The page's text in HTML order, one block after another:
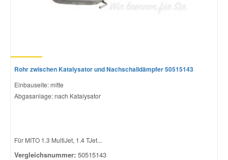
Rohr zwischen Katalysator und Nachschalldämpfer 50515143
Einbauseite: mitte
Abgasanlage: nach Katalysator
Für MITO 1.3 MultiJet, 1.4 TJet...
Vergleichsnummer: 50515143
Nissan Ersatzteile